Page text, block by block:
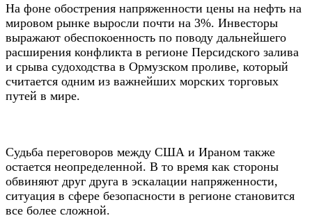
На фоне обострения напряженности цены на нефть на
мировом рынке выросли почти на 3%. Инвесторы
выражают обеспокоенность по поводу дальнейшего
расширения конфликта в регионе Персидского залива
и срыва судоходства в Ормузском проливе, который
считается одним из важнейших морских торговых
путей в мире.
Судьба переговоров между США и Ираном также
остается неопределенной. В то время как стороны
обвиняют друг друга в эскалации напряженности,
ситуация в сфере безопасности в регионе становится
все более сложной.